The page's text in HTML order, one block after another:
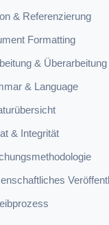
& Referenzierung
Formatting
& Überarbeitung
& Language
& Integrität